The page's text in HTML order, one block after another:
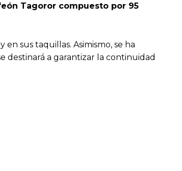
Tagoror compuesto por 95
y en sus taquillas. Asimismo, se ha
destinará a garantizar la continuidad